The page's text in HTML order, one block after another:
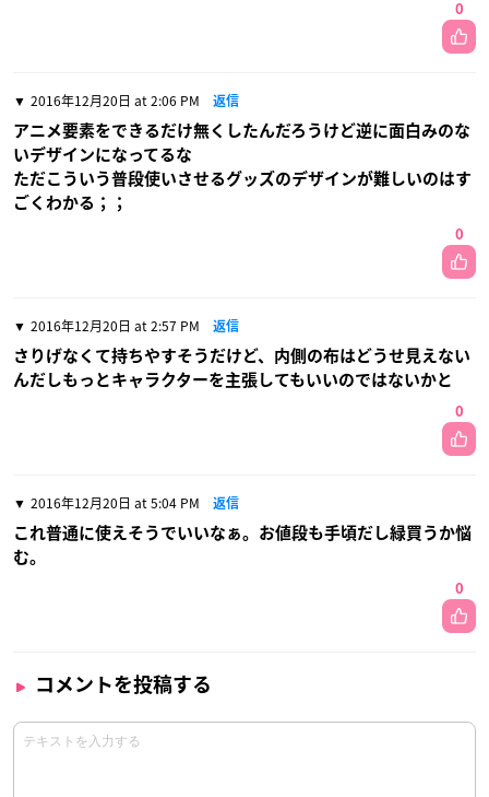
0
2016年12月20日 at 2:06 PM 返信
アニメ要素をできるだけ無くしたんだろうけど逆に面白みのな
いデザインになってるな
ただこういう普段使いさせるグッズのデザインが難しいのはす
ごくわかる；；
0
2016年12月20日 at 2:57 PM 返信
さりげなくて持ちやすそうだけど、内側の布はどうせ見えない
んだしもっとキャラクターを主張してもいいのではないかと
0
2016年12月20日 at 5:04 PM 返信
これ普通に使えそうでいいなぁ。お値段も手頃だし緑買うか悩
む。
0
コメントを投稿する